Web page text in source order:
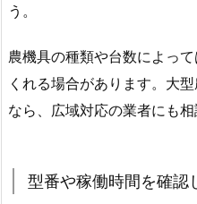
う。
農機具の種類や台数によっ
くれる場合があります。大
なら、広域対応の業者にも相
型番や稼働時間を確認